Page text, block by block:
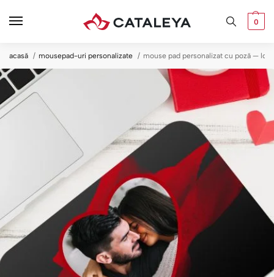
0
acasă mousepad-uri personalizate mouse pad personalizat cu poză —